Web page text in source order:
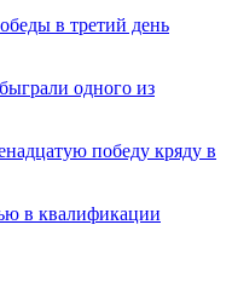
в третий день
одного из
победу кряду в
в квалификации